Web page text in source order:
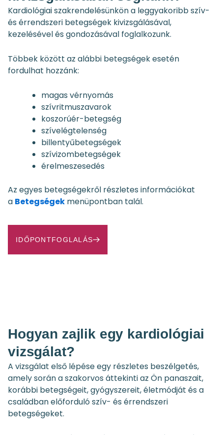
Kardiológiai szakrendelésünkön a leggyakoribb szív-
és érrendszeri betegségek kivizsgálásával,
kezelésével és gondozásával foglalkozunk.
Többek között az alábbi betegségek esetén
fordulhat hozzánk:
magas vérnyomás
szívritmuszavarok
koszorúér-betegség
szívelégtelenség
billentyűbetegségek
szívizombetegségek
érelmeszesedés
Az egyes betegségekről részletes információkat
a Betegségek menüpontban talál.
IDŐPONTFOGLALÁS
Hogyan zajlik egy kardiológiai
vizsgálat?
A vizsgálat első lépése egy részletes beszélgetés,
amely során a szakorvos áttekinti az Ön panaszait,
korábbi betegségeit, gyógyszereit, életmódját és a
családban előforduló szív- és érrendszeri
betegségeket.